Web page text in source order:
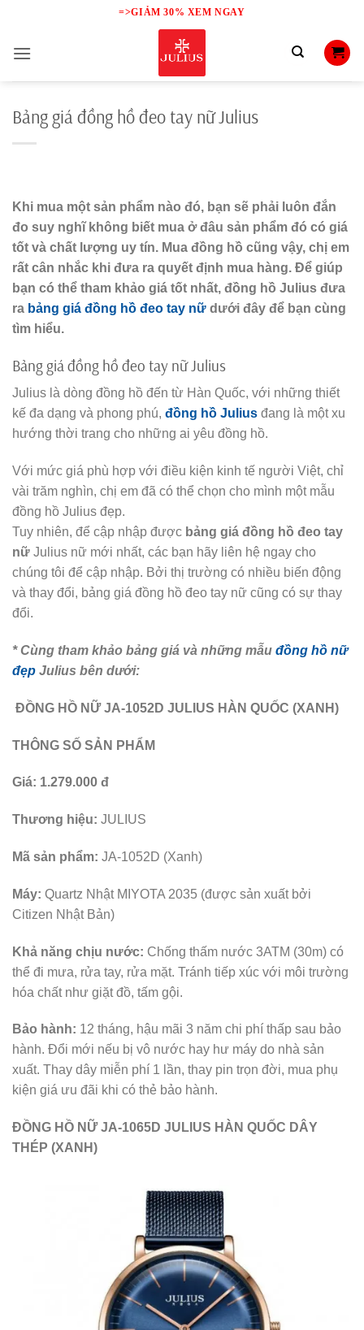
content
=>GIẢM 30% XEM NGAY
Bảng giá đồng hồ đeo tay nữ Julius
Khi mua một sản phẩm nào đó, bạn sẽ phải luôn đắn
đo suy nghĩ không biết mua ở đâu sản phẩm đó có giá
tốt và chất lượng uy tín. Mua đồng hồ cũng vậy, chị em
rất cân nhắc khi đưa ra quyết định mua hàng. Để giúp
bạn có thể tham khảo giá tốt nhất, đồng hồ Julius đưa
ra bảng giá đồng hồ đeo tay nữ dưới đây để bạn cùng
tìm hiểu.
Bảng giá đồng hồ đeo tay nữ Julius
Julius là dòng đồng hồ đến từ Hàn Quốc, với những thiết
kế đa dạng và phong phú, đồng hồ Julius đang là một xu
hướng thời trang cho những ai yêu đồng hồ.
Với mức giá phù hợp với điều kiện kinh tế người Việt, chỉ
vài trăm nghìn, chị em đã có thể chọn cho mình một mẫu
đồng hồ Julius đẹp.
Tuy nhiên, để cập nhập được bảng giá đồng hồ đeo tay
nữ Julius nữ mới nhất, các bạn hãy liên hệ ngay cho
chúng tôi để cập nhập. Bởi thị trường có nhiều biến động
và thay đổi, bảng giá đồng hồ đeo tay nữ cũng có sự thay
đổi.
* Cùng tham khảo bảng giá và những mẫu đồng hồ nữ
đẹp Julius bên dưới:
ĐỒNG HỒ NỮ JA-1052D JULIUS HÀN QUỐC (XANH)
THÔNG SỐ SẢN PHẨM
Giá: 1.279.000 đ
Thương hiệu: JULIUS
Mã sản phẩm: JA-1052D (Xanh)
Máy: Quartz Nhật MIYOTA 2035 (được sản xuất bởi
Citizen Nhật Bản)
Khả năng chịu nước: Chống thấm nước 3ATM (30m) có
thể đi mưa, rửa tay, rửa mặt. Tránh tiếp xúc với môi trường
hóa chất như giặt đồ, tấm gội.
Bảo hành: 12 tháng, hậu mãi 3 năm chi phí thấp sau bảo
hành. Đổi mới nếu bị vô nước hay hư máy do nhà sản
xuất. Thay dây miễn phí 1 lần, thay pin trọn đời, mua phụ
kiện giá ưu đãi khi có thẻ bảo hành.
ĐỒNG HỒ NỮ JA-1065D JULIUS HÀN QUỐC DÂY
THÉP (XANH)